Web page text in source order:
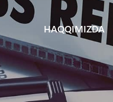
HAQQIMIZDA